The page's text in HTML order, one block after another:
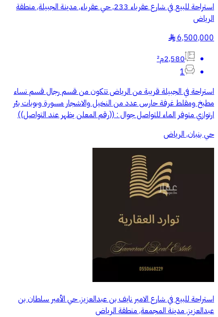
استراحة للبيع في شارع عقرباء 233, حي عقرباء, مدينة الجبيلة, منطقة
الرياض
6,500,000
§
2,580م²
1
استراحة في الجبيلة قريبة من الرياض تتكون من قسم رجال قسم نساء
مطبخ ومقلط غرفة حارس عدد من النخيل والاشجار مسورة وبوبات بئر
ارتوازي متوفر الماء للتواصل جوال : ((رقم المعلن يظهر عند التواصل))
حي بنبان, الرياض
استراحة للبيع في شارع الامير نايف بن عبدالعزيز, حي الأمير سلطان بن
عبدالعزيز, مدينة المجمعة, منطقة الرياض